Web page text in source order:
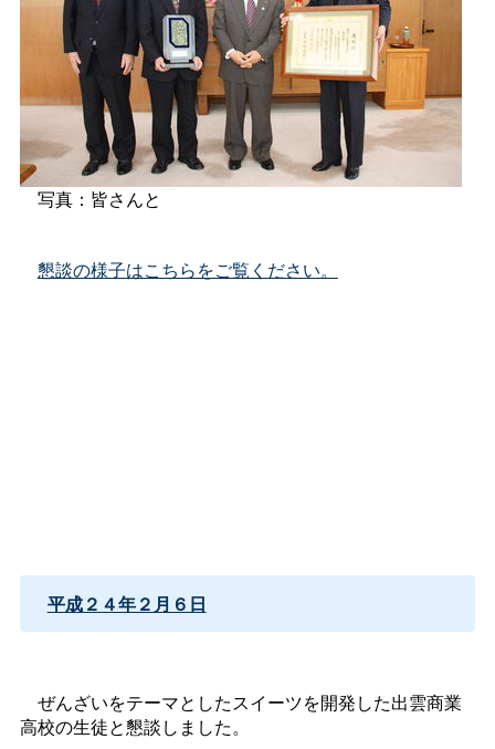
写真：皆さんと
懇談の様子はこちらをご覧ください。
平成２４年２月６日
ぜんざいをテーマとしたスイーツを開発した出雲商業
高校の生徒と懇談しました。